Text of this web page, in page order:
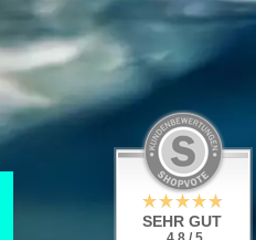
SEHR GUT